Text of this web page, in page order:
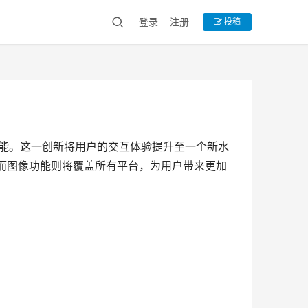
登录 注册 投稿
。这一创新将用户的交互体验提升至一个新水
像功能则将覆盖所有平台，为用户带来更加